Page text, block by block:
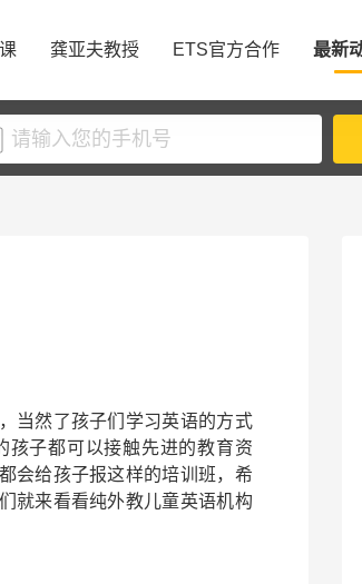
龚亚夫教授 ETS官方合作 最新
当然了孩子们学习英语的方式
孩子都可以接触先进的教育资
会给孩子报这样的培训班，希
就来看看纯外教儿童英语机构